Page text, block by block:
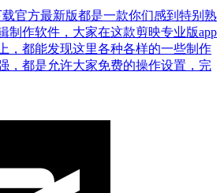
载官方最新版都是一款你们感到特别熟
制作软件，大家在这款剪映专业版app
，都能发现这里各种各样的一些制作
，都是允许大家免费的操作设置，完